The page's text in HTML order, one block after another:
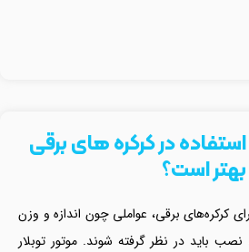
در کرکره های برقی
بهتر است؟
کرکره‌های برقی، عواملی چون اندازه و وزن
باید در نظر گرفته شوند. موتور توبلار